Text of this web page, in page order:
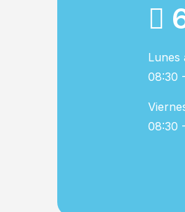
Lunes
08:30
08:30